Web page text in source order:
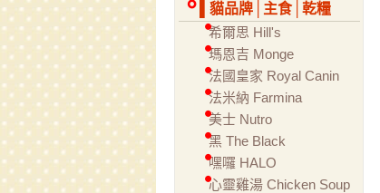
▌貓品牌│主食│乾糧
希爾思 Hill's
瑪恩吉 Monge
法國皇家 Royal Canin
法米納 Farmina
美士 Nutro
黑 The Black
嘿囉 HALO
心靈雞湯 Chicken Soup